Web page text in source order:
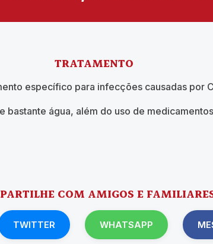
TRATAMENTO
específico para infecções causadas por
água, além do uso de
COM AMIGOS E
TWITTER WHATSAPP